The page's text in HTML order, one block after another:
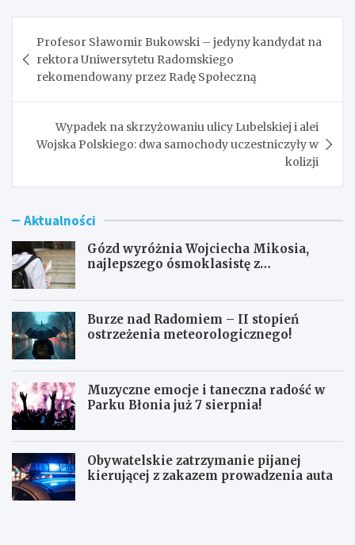
wpisu
Profesor Sławomir Bukowski – jedyny kandydat na
rektora Uniwersytetu Radomskiego
rekomendowany przez Radę Społeczną
Wypadek na skrzyżowaniu ulicy Lubelskiej i alei
Wojska Polskiego: dwa samochody uczestniczyły w
kolizji
Aktualności
Gózd wyróżnia Wojciecha Mikosia,
najlepszego ósmoklasistę z
Burze nad Radomiem – II stopień
ostrzeżenia meteorologicznego!
Muzyczne emocje i taneczna radość w
Parku Błonia już 7 sierpnia!
Obywatelskie zatrzymanie pijanej
kierującej z zakazem prowadzenia auta
G
B